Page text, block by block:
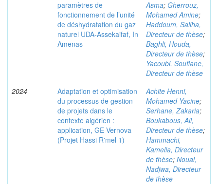
paramètres de
fonctionnement de l’unité
de déshydratation du gaz
naturel UDA-Assekaifaf, In
Amenas
Asma; Gherrouz,
Mohamed Amine;
Haddoum, Saliha,
Directeur de thèse;
Baghli, Houda,
Directeur de thèse;
Yacoubi, Soufiane,
Directeur de thèse
2024
Adaptation et optimisation
du processus de gestion
de projets dans le
contexte algérien :
application, GE Vernova
(Projet Hassi R'mel 1)
Achite Henni,
Mohamed Yacine;
Serhane, Zakaria;
Boukabous, Ali,
Directeur de thèse;
Hammachi,
Kamelia, Directeur
de thèse; Noual,
Nadjwa, Directeur
de thèse